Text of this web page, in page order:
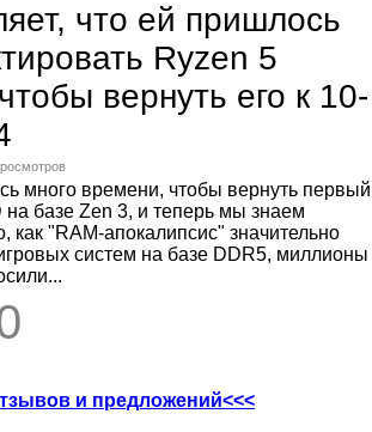
что ей пришлось
Ryzen 5
вернуть его к 10-
много времени, чтобы вернуть первый
на базе Zen 3, и теперь мы знаем
как "RAM-апокалипсис" значительно
систем на базе DDR5, миллионы
и предложений<<<